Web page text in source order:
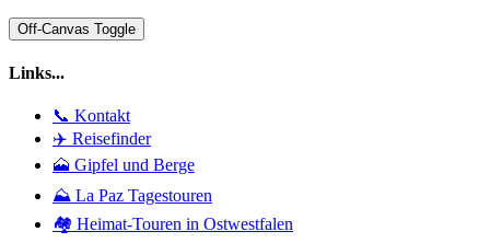
Off-Canvas Toggle
Links...
📞 Kontakt
✈️ Reisefinder
🗻 Gipfel und Berge
⛰️ La Paz Tagestouren
🏘️ Heimat-Touren in Ostwestfalen